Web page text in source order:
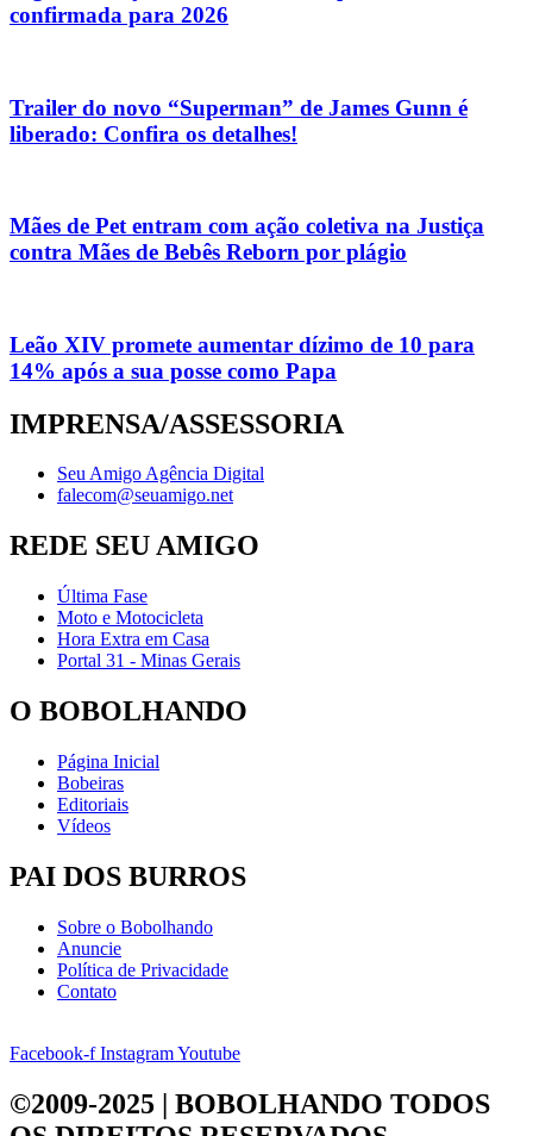
confirmada para 2026
Trailer do novo “Superman” de James Gunn é
liberado: Confira os detalhes!
Mães de Pet entram com ação coletiva na Justiça
contra Mães de Bebês Reborn por plágio
Leão XIV promete aumentar dízimo de 10 para
14% após a sua posse como Papa
IMPRENSA/ASSESSORIA
Seu Amigo Agência Digital
falecom@seuamigo.net
REDE SEU AMIGO
Última Fase
Moto e Motocicleta
Hora Extra em Casa
Portal 31 - Minas Gerais
O BOBOLHANDO
Página Inicial
Bobeiras
Editoriais
Vídeos
PAI DOS BURROS
Sobre o Bobolhando
Anuncie
Política de Privacidade
Contato
Facebook-f InstagramYoutube
©2009-2025 | BOBOLHANDO TODOS